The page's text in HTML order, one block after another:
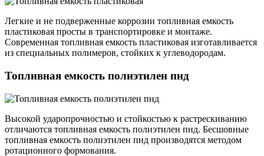
Легкие и не подверженные коррозии топливная емкость
пластиковая просты в транспортировке и монтаже.
Современная топливная емкость пластиковая изготавливается
из специальных полимеров, стойких к углеводородам.
Топливная емкость полиэтилен пнд
Высокой ударопрочностью и стойкостью к растрескиванию
отличаются топливная емкость полиэтилен пнд. Бесшовные
топливная емкость полиэтилен пнд производятся методом
ротационного формования.